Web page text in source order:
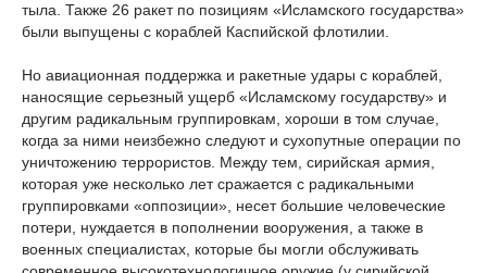
тыла. Также 26 ракет по позициям «Исламского государства»
были выпущены с кораблей Каспийской флотилии.
Но авиационная поддержка и ракетные удары с кораблей,
наносящие серьезный ущерб «Исламскому государству» и
другим радикальным группировкам, хороши в том случае,
когда за ними неизбежно следуют и сухопутные операции по
уничтожению террористов. Между тем, сирийская армия,
которая уже несколько лет сражается с радикальными
группировками «оппозиции», несет большие человеческие
потери, нуждается в пополнении вооружения, а также в
военных специалистах, которые бы могли обслуживать